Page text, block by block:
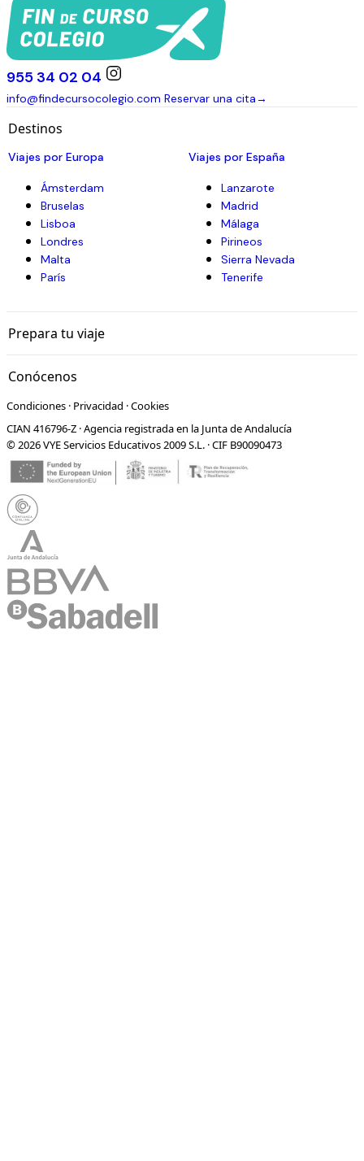
955 34 02 04
info@findecursocolegio.com Reservar una cita→
Destinos
Viajes por Europa
Ámsterdam
Bruselas
Lisboa
Londres
Malta
París
Viajes por España
Lanzarote
Madrid
Málaga
Pirineos
Sierra Nevada
Tenerife
Prepara tu viaje
Conócenos
Condiciones · Privacidad ·Cookies
CIAN 416796-Z · Agencia registrada en la Junta de Andalucía
© 2026 VYE Servicios Educativos 2009 S.L. · CIF B90090473